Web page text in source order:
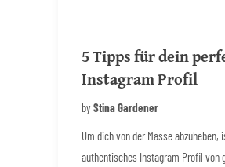
5 Tipps für dein
Instagram Profil
by Stina Gardener
Um dich von der Masse abzuheben,
authentisches Instagram Profil von